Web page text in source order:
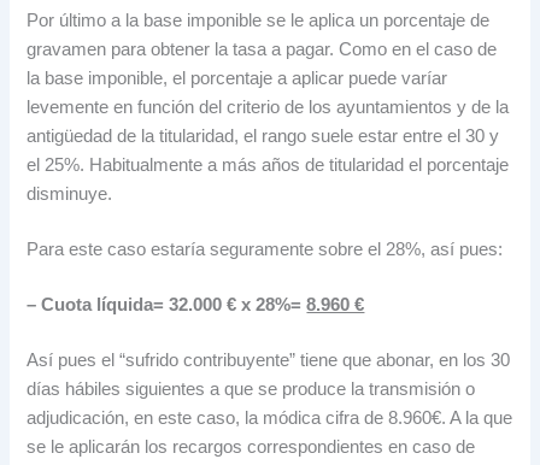
Por último a la base imponible se le aplica un porcentaje de
gravamen para obtener la tasa a pagar. Como en el caso de
la base imponible, el porcentaje a aplicar puede varíar
levemente en función del criterio de los ayuntamientos y de la
antigüedad de la titularidad, el rango suele estar entre el 30 y
el 25%. Habitualmente a más años de titularidad el porcentaje
disminuye.
Para este caso estaría seguramente sobre el 28%, así pues:
– Cuota líquida= 32.000 € x 28%=8.960 €
Así pues el “sufrido contribuyente” tiene que abonar, en los 30
días hábiles siguientes a que se produce la transmisión o
adjudicación, en este caso, la módica cifra de 8.960€. A la que
se le aplicarán los recargos correspondientes en caso de